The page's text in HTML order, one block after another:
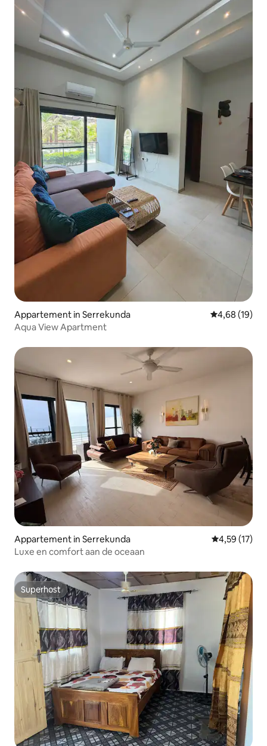
Appartement in Serrekunda Gemiddelde
4,68 (19)
Aqua View Apartment
Appartement in Serrekunda Gemiddelde
4,59 (17)
Luxe en comfort aan de oceaan
Superhost
Superhost